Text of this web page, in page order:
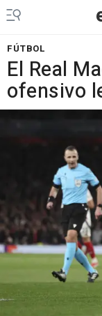
FÚTBOL
El Real
ofensivo